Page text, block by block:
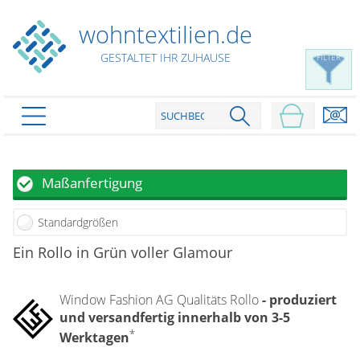
PRODUKTE
Plissee
Wabenplissees
Sonnenschutzplissees
Outdoor-Plissees
gemusterte Plissees
Rollo
Rollos nach Maß
Thermo Rollo
Doppelrollo
Klemmrollo
Dachfenster Rollo
Raffrollo Maß
Faltrollo / Raffgardinen
Flächenvorhang
wohntextilien.de
GESTALTET IHR ZUHAUSE
Maßanfertigung
Standardgrößen
FILTER
Ein Rollo in Grün voller Glamour
Window Fashion AG Qualitäts Rollo- produziert
und versandfertig innerhalb von 3-5
Werktagen*